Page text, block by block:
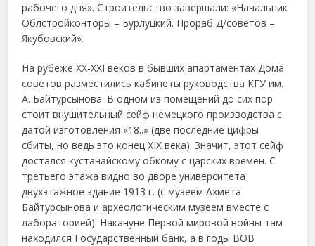
рабочего дня». Строительство завершали: «Начальник
Облстройконторы – Бурлуцкий. Прораб Д/советов –
Якубовский».
На рубеже XX-XXI веков в бывших апартаментах Дома
советов разместились кабинеты руководства КГУ им.
А. Байтурсынова. В одном из помещений до сих пор
стоит внушительный сейф немецкого производства с
датой изготовления «18..» (две последние цифры
сбиты, но ведь это конец XIX века). Значит, этот сейф
достался кустанайскому обкому с царских времен. С
третьего этажа видно во дворе университета
двухэтажное здание 1913 г. (с музеем Ахмета
Байтурсынова и археологическим музеем вместе с
лабораторией). Накануне Первой мировой войны там
находился Государственный банк, а в годы ВОВ